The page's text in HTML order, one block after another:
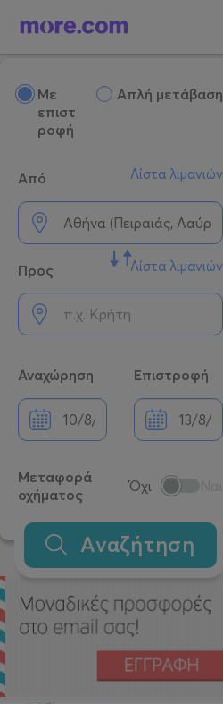
Mε
επιστ
ροφή
Απλή μετάβαση
Από Λίστα λιμανιών
Προς Λίστα λιμανιών
Αναχώρηση Επιστροφή
Μεταφορά
οχήματος
Όχι
Αναζήτηση